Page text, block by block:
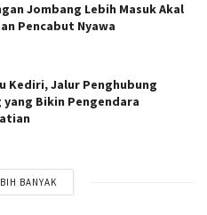
Jombang Lebih Masuk Akal
Pencabut Nyawa
Kediri, Jalur Penghubung
Bikin Pengendara
BANYAK